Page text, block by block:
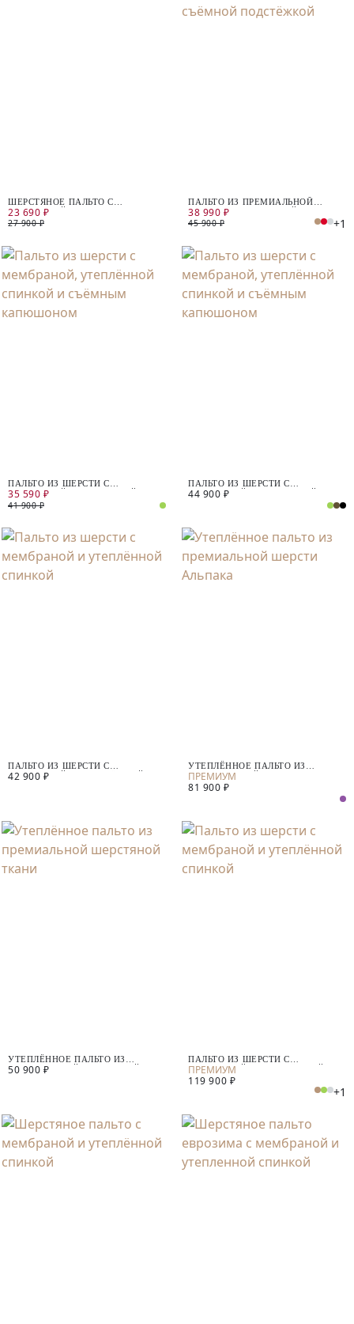
ШЕРСТЯНОЕ ПАЛЬТО С
МЕМБРАНОЙ
23 690 ₽
27 900 ₽
ПАЛЬТО ИЗ ПРЕМИАЛЬНОЙ
ШЕРСТИ С МЕМБРАНОЙ И
СЪЁМНОЙ ПОДСТЁЖКОЙ
38 990 ₽
45 900 ₽ +1
ПАЛЬТО ИЗ ШЕРСТИ С
МЕМБРАНОЙ, УТЕПЛЁННОЙ
СПИНКОЙ И СЪЁМНЫМ
35 590 ₽
41 900 ₽
ПАЛЬТО ИЗ ШЕРСТИ С
МЕМБРАНОЙ, УТЕПЛЁННОЙ
44 900 ₽
ПАЛЬТО ИЗ ШЕРСТИ С
МЕМБРАНОЙ И УТЕПЛЁННОЙ
42 900 ₽
УТЕПЛЁННОЕ ПАЛЬТО ИЗ
ПРЕМИАЛЬНОЙ ШЕРСТИ
АЛЬПАКА
81 900 ₽
УТЕПЛЁННОЕ ПАЛЬТО ИЗ
ПРЕМИАЛЬНОЙ ШЕРСТЯНОЙ
50 900 ₽
ПАЛЬТО ИЗ ШЕРСТИ С
МЕМБРАНОЙ И УТЕПЛЁННОЙ
СПИНКОЙ
119 900 ₽
+1